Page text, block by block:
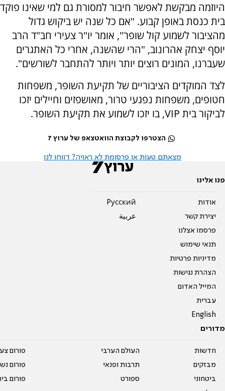
היוזמה מבקשת לאפשר חיבור למסורת גם למי שאינו פוקד
בית כנסת באופן קבוע. "אם כל שנה יש ביקוש גדול
מהציבור לשמוע קול שופר", אומר יו"ר צעירי חב"ד הרב
יוסף יצחק אהרונוב, "הרי שהשנה, אחרי כל האתגרים
שעברנו, המונים רוצים יותר ויותר להתחבר לשורשים".
לצד המוקדים הציבוריים של תקיעת השופר, משפחות
חטופים, משפחות נפגעי טרור, מאושפזים וחיילים יזכו
לביקור בית VIP, בו יזכו לשמוע את תקיעת השופר.
הצטרפו לקבוצת הוואטצאפ של ערוץ 7
מצאתם טעות או פרסומת לא ראויה? דווחו לנו
פנו אלינו
אודות
יצירת קשר
פרסמו אצלנו
תנאי שימוש
מדיניות פרטיות
הצהרת נגישות
המייל האדום
עברית
English
Pусский
عربية
מדורים
חדשות
מבזקים
ביטחוני
העולם הערבי
תרבות ופנאי
ספורט
פורום
פורום
פורום